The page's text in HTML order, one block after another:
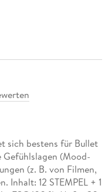
sich bestens für Bullet
(Mood-
(z. B. von Filmen,
Inhalt: 12 STEMPEL + 1